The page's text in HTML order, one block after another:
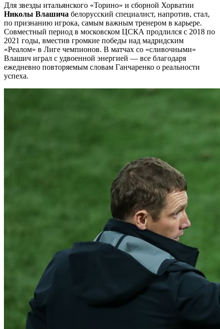
Для звезды итальянского «Торино» и сборной Хорватии
Николы Влашича белорусский специалист, напротив, стал,
по признанию игрока, самым важным тренером в карьере.
Совместный период в московском ЦСКА продлился с 2018 по
2021 годы, вместив громкие победы над мадридским
«Реалом» в Лиге чемпионов. В матчах со «сливочными»
Влашич играл с удвоенной энергией — все благодаря
ежедневно повторяемым словам Ганчаренко о реальности
успеха.